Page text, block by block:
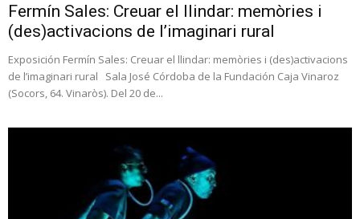
Fermín Sales: Creuar el llindar: memòries i
(des)activacions de l’imaginari rural
Exposición Fermín Sales: Creuar el llindar: memòries i (des)activacions
de l’imaginari rural Sala José Córdoba de la Fundación Caja Vinaroz
(Socors, 64. Vinaròs). Del 20 de...